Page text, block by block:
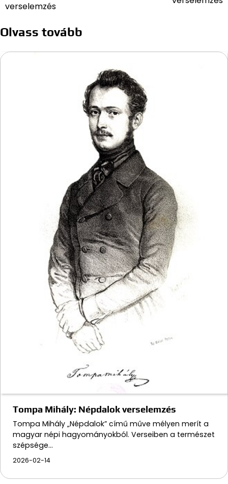
verselemzés
Olvass tovább
Tompa Mihály: Népdalok verselemzés
Tompa Mihály „Népdalok” című műve mélyen merít a
magyar népi hagyományokból. Verseiben a természet
szépsége…
2026-02-14